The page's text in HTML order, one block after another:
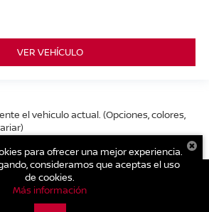
VER VEHÍCULO
el vehiculo actual. (Opciones, colores,
para ofrecer una mejor experiencia.
consideramos que aceptas el uso
de cookies.
Más información